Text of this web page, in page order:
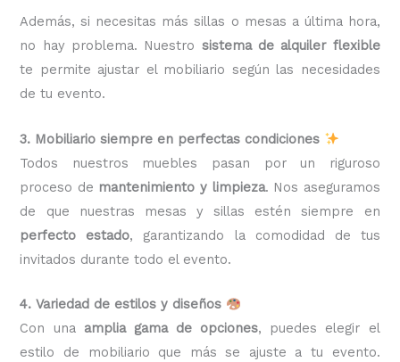
Además, si necesitas más sillas o mesas a última hora,
no hay problema. Nuestro sistema de alquiler flexible
te permite ajustar el mobiliario según las necesidades
de tu evento.
3. Mobiliario siempre en perfectas condiciones
Todos nuestros muebles pasan por un riguroso
proceso de mantenimiento y limpieza. Nos aseguramos
de que nuestras mesas y sillas estén siempre en
perfecto estado, garantizando la comodidad de tus
invitados durante todo el evento.
4. Variedad de estilos y diseños
Con una amplia gama de opciones, puedes elegir el
estilo de mobiliario que más se ajuste a tu evento.